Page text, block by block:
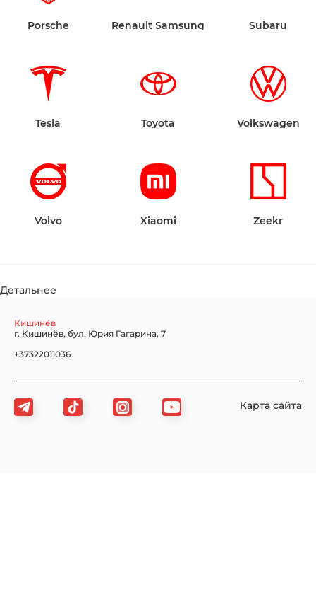
Porsche Renault Samsung Subaru
Tesla Toyota Volkswagen
Volvo Xiaomi Zeekr
Детальнее
Кишинёв
г. Кишинёв, бул. Юрия Гагарина, 7
+37322011036
Карта сайта